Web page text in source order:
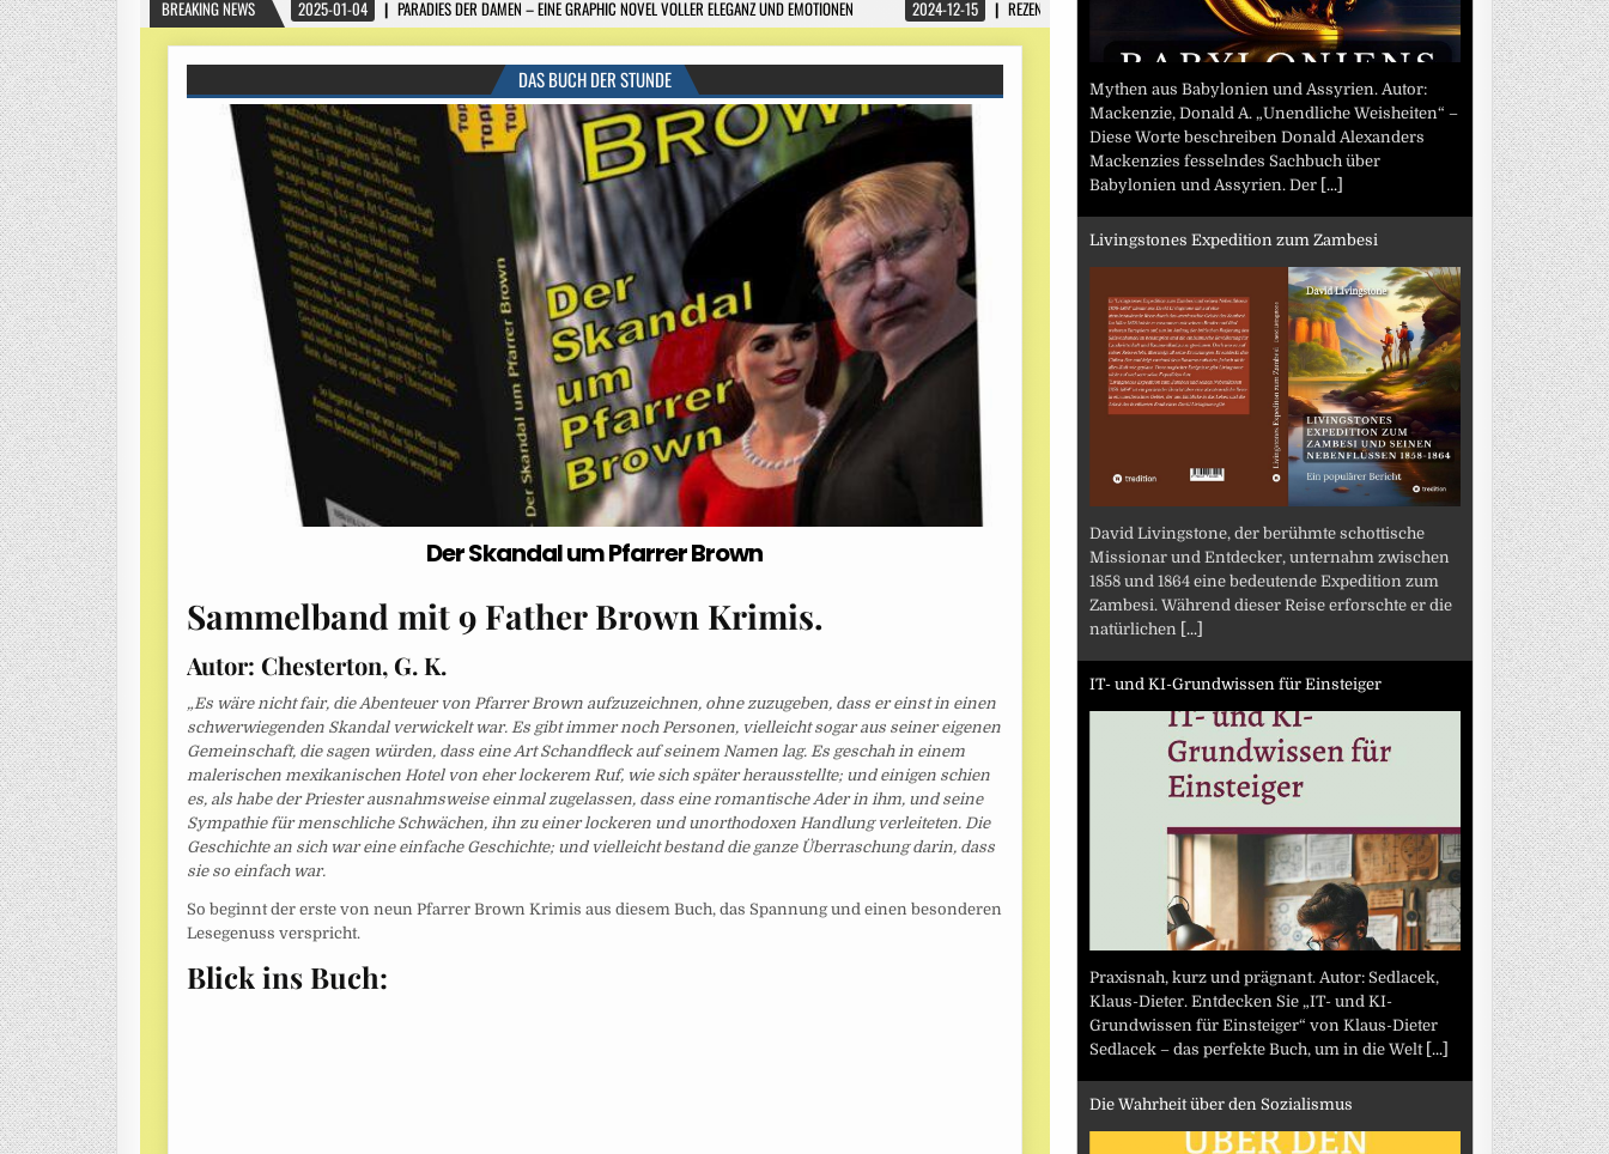
Mythen aus Babylonien und Assyrien. Autor:
Mackenzie, Donald A. „Unendliche Weisheiten“ –
Diese Worte beschreiben Donald Alexanders
Mackenzies fesselndes Sachbuch über
Babylonien und Assyrien. Der [...]
Livingstones Expedition zum Zambesi
David Livingstone, der berühmte schottische
Missionar und Entdecker, unternahm zwischen
1858 und 1864 eine bedeutende Expedition zum
Zambesi. Während dieser Reise erforschte er die
natürlichen [...]
IT- und KI-Grundwissen für Einsteiger
Praxisnah, kurz und prägnant. Autor: Sedlacek,
Klaus-Dieter. Entdecken Sie „IT- und KI-
Grundwissen für Einsteiger“ von Klaus-Dieter
Sedlacek – das perfekte Buch, um in die Welt [...]
Die Wahrheit über den Sozialismus